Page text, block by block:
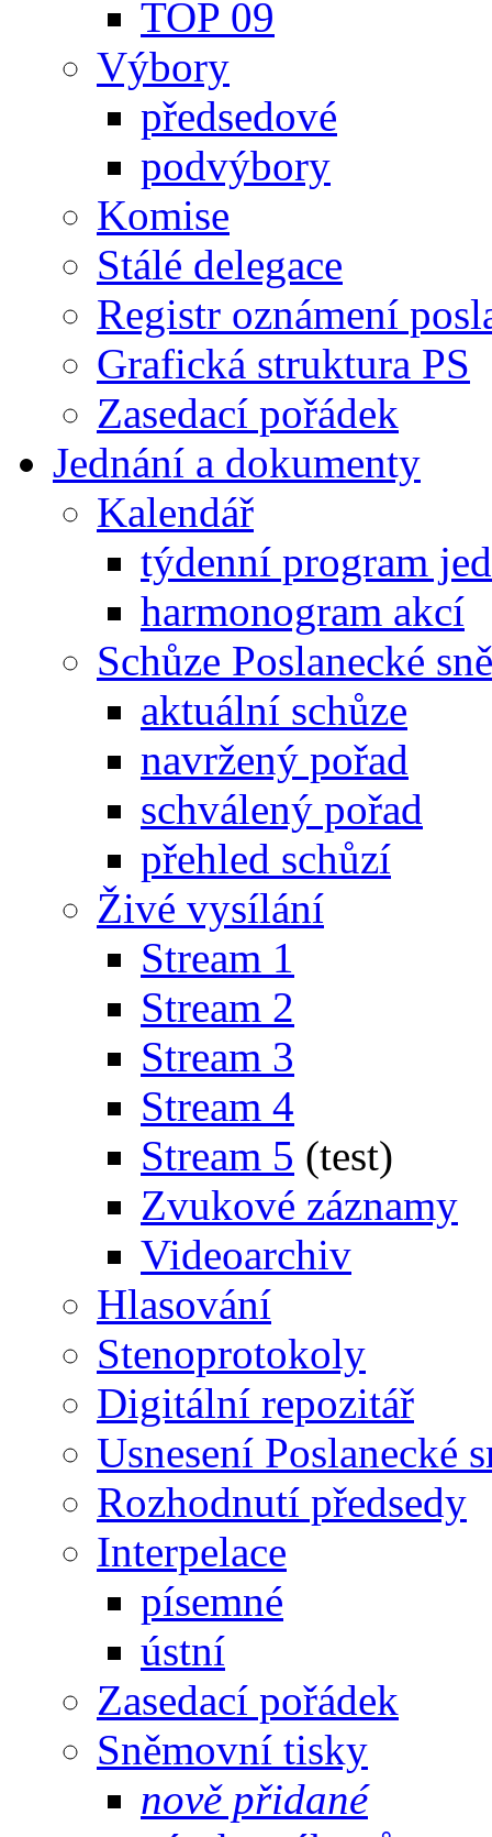
TOP 09
Výbory
předsedové
podvýbory
Komise
Stálé delegace
Registr oznámení
Grafická struktura PS
Zasedací pořádek
Jednání a dokumenty
Kalendář
týdenní program
harmonogram akcí
Schůze Poslanecké
aktuální schůze
navržený pořad
schválený pořad
přehled schůzí
Živé vysílání
Stream 1
Stream 2
Stream 3
Stream 4
Stream 5 (test)
Zvukové záznamy
Videoarchiv
Hlasování
Stenoprotokoly
Digitální repozitář
Usnesení Poslanecké
Rozhodnutí předsedy
Interpelace
písemné
ústní
Zasedací pořádek
Sněmovní tisky
nově přidané